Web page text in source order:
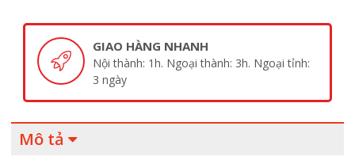
GIAO HÀNG NHANH
Nội thành: 1h. Ngoại thành: 3h. Ngoại tỉnh:
3 ngày
Mô tả